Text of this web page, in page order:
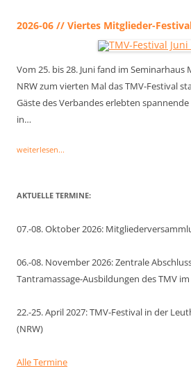
2026-06 // Viertes Mitglieder-
Vom 25. bis 28. Juni fand im Seminarhaus
NRW zum vierten Mal das TMV-Festival
Gäste des Verbandes erlebten
in…
weiterlesen...
AKTUELLE TERMINE:
07.-08. Oktober 2026:
06.-08. November 2026: Zentrale
Tantramassage-Ausbildungen des TMV
22.-25. April 2027: TMV-Festival in der
(NRW)
Alle Termine